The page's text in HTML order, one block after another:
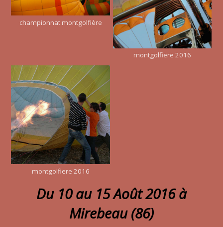
championnat montgolfière
montgolfiere 2016
montgolfiere 2016
Du 10 au 15 Août 2016 à
Mirebeau (86)